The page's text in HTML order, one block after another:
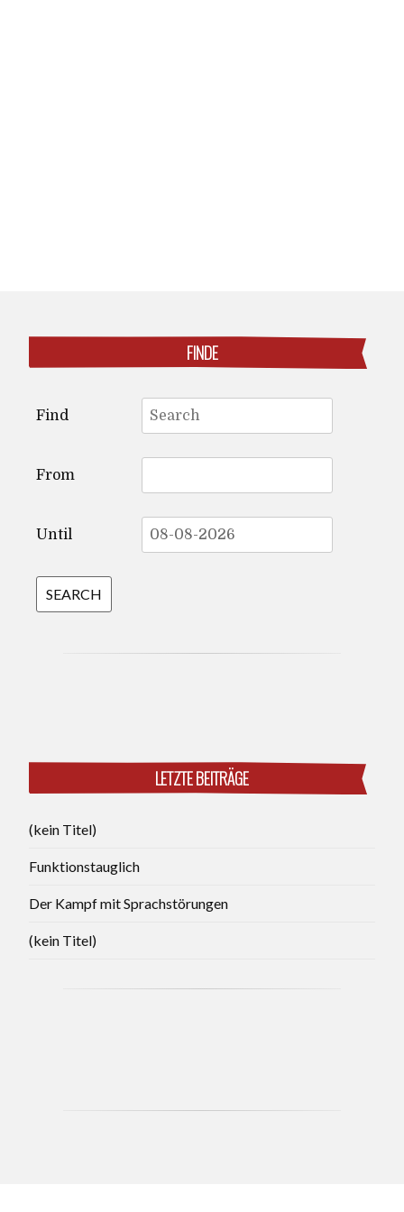
FINDE
for:
Find
From
Until
LETZTE BEITRÄGE
(kein Titel)
Funktionstauglich
Der Kampf mit Sprachstörungen
(kein Titel)